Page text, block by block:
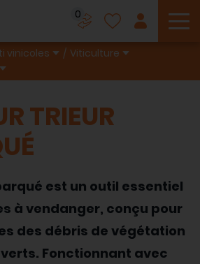
0
vinicoles
Viticulture
TRIEUR
est un outil essentiel
à vendanger, conçu pour
des débris de végétation
Fonctionnant avec